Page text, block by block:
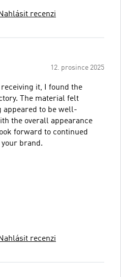
recenzi
12. prosince 2025
it, I found the
The material felt
appeared to be well-
the overall appearance
forward to continued
brand.
recenzi